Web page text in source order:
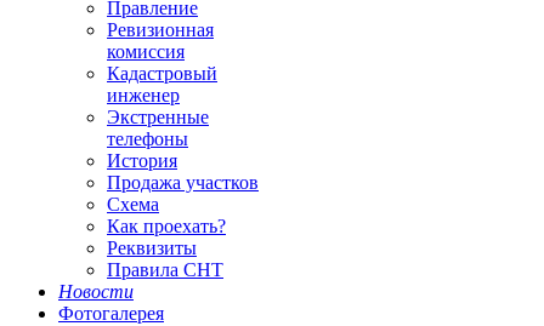
Правление
Ревизионная
комиссия
Кадастровый
инженер
Экстренные
телефоны
История
Продажа участков
Схема
Как проехать?
Реквизиты
Правила СНТ
Новости
Фотогалерея